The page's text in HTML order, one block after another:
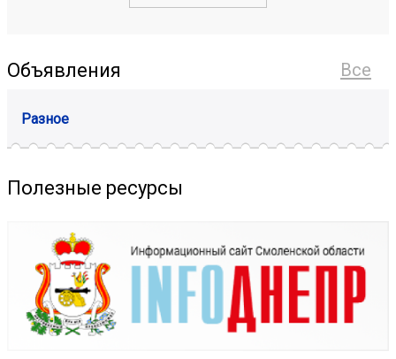
Все
Объявления
Разное
Полезные ресурсы